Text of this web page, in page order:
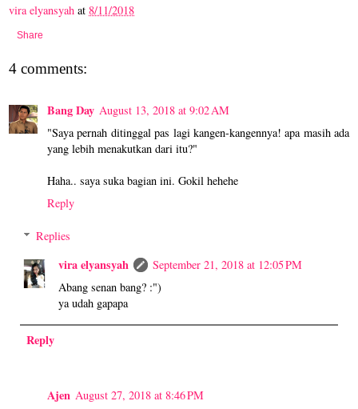
vira elyansyah at 8/11/2018
Share
4 comments:
Bang Day August 13, 2018 at 9:02 AM
"Saya pernah ditinggal pas lagi kangen-kangennya! apa masih ada
yang lebih menakutkan dari itu?"
Haha.. saya suka bagian ini. Gokil hehehe
Reply
Replies
vira elyansyah
September 21, 2018 at 12:05 PM
Abang senan bang? :")
ya udah gapapa
Reply
Ajen August 27, 2018 at 8:46 PM